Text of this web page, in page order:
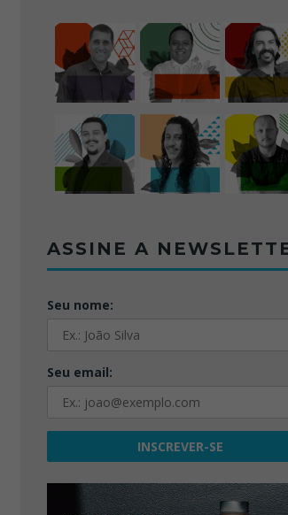
ASSINE A
Seu nome:
Seu email: